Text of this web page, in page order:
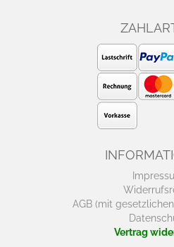
AGB (mit
Vertrag